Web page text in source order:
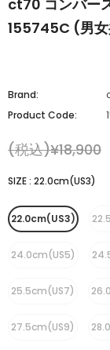
ct70 コンバー
155745C (男
Brand:
Product Code:
(税込)¥18,900
SIZE: 22.0cm(US3)
22.0cm(US3)
24.0cm(US5)
25.5cm(US7)
27.5cm(US9)